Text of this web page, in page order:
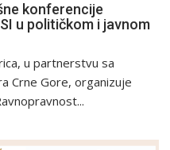
konferencije
u političkom i javnom
u partnerstvu sa
Crne Gore, organizuje